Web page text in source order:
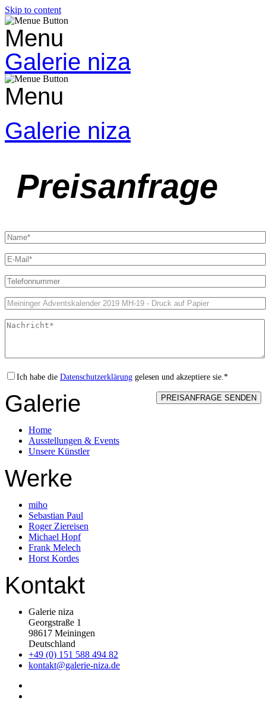
Skip to content
Menu
Galerie niza
Menu
Galerie niza
Preisanfrage
Ich habe die Datenschutzerklärung gelesen und akzeptiere sie.*
Galerie
Home
Ausstellungen & Events
Unsere Künstler
Werke
miho
Sebastian Paul
Roger Ziereisen
Michael Hopf
Frank Melech
Horst Kordes
Kontakt
Galerie niza
Georgstraße 1
98617 Meiningen
Deutschland
+49 (0) 151 588 494 82
kontakt@galerie-niza.de